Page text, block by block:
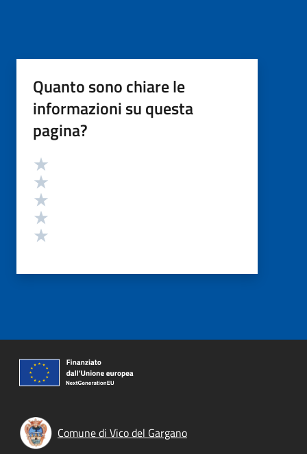
Quanto sono chiare le
informazioni su questa
pagina?
Valutazione
Comune di Vico del Gargano